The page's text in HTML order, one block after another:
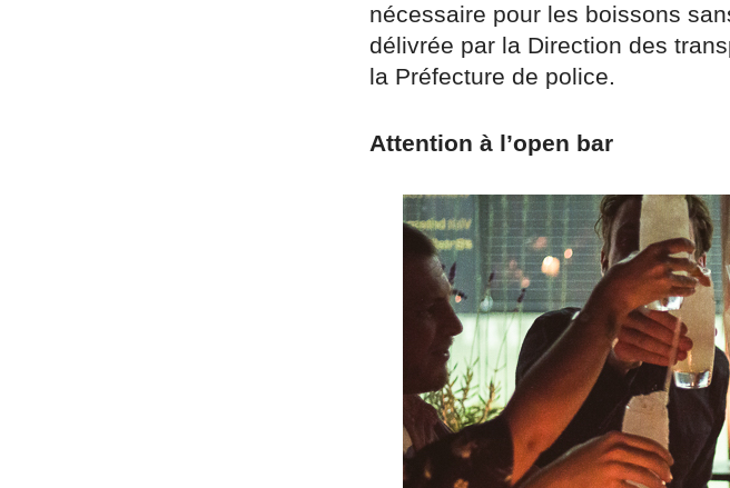
nécessaire pour les boissons
délivrée par la Direction des
la Préfecture de police.
Attention à l’open bar